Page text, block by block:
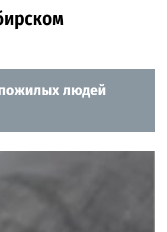
людей